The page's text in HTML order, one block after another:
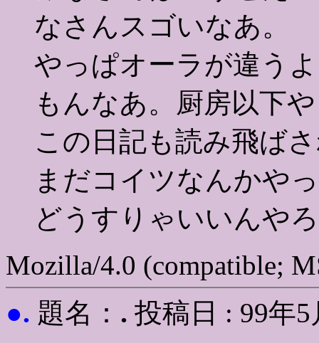
なさんスゴいなあ。
やっぱオーラが違う
もんなあ。厨房以下
この日記も読み飛ば
まだコイツなんかや
どうすりゃいいんや
Mozilla/4.0 (compatible;
●. 題名： . 投稿日 : 99年